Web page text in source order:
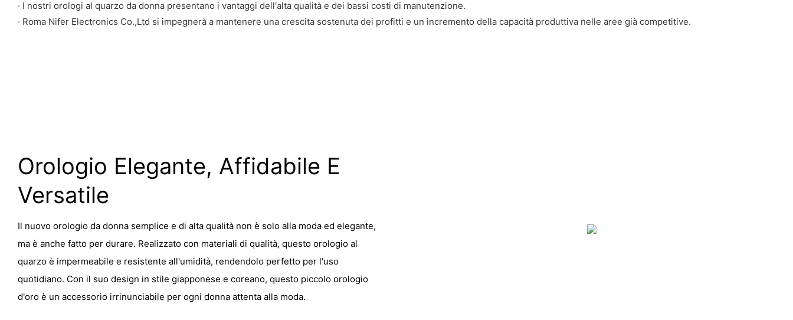
· I nostri orologi al quarzo da donna presentano i vantaggi dell'alta qualità e dei bassi costi di manutenzione.
· Roma Nifer Electronics Co.,Ltd si impegnerà a mantenere una crescita sostenuta dei profitti e un incremento della capacità produttiva nelle aree già competitive.
Orologio Elegante, Affidabile E
Versatile
Il nuovo orologio da donna semplice e di alta qualità non è solo alla moda ed elegante,
ma è anche fatto per durare. Realizzato con materiali di qualità, questo orologio al
quarzo è impermeabile e resistente all'umidità, rendendolo perfetto per l'uso
quotidiano. Con il suo design in stile giapponese e coreano, questo piccolo orologio
d'oro è un accessorio irrinunciabile per ogni donna attenta alla moda.